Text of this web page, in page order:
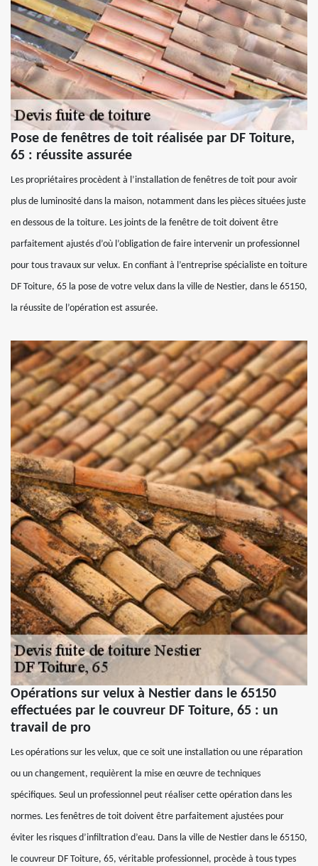
Pose de fenêtres de toit réalisée par DF Toiture,
65 : réussite assurée
Les propriétaires procèdent à l’installation de fenêtres de toit pour avoir
plus de luminosité dans la maison, notamment dans les pièces situées juste
en dessous de la toiture. Les joints de la fenêtre de toit doivent être
parfaitement ajustés d’où l’obligation de faire intervenir un professionnel
pour tous travaux sur velux. En confiant à l’entreprise spécialiste en toiture
DF Toiture, 65 la pose de votre velux dans la ville de Nestier, dans le 65150,
la réussite de l’opération est assurée.
Opérations sur velux à Nestier dans le 65150
effectuées par le couvreur DF Toiture, 65 : un
travail de pro
Les opérations sur les velux, que ce soit une installation ou une réparation
ou un changement, requièrent la mise en œuvre de techniques
spécifiques. Seul un professionnel peut réaliser cette opération dans les
normes. Les fenêtres de toit doivent être parfaitement ajustées pour
éviter les risques d’infiltration d’eau. Dans la ville de Nestier dans le 65150,
le couvreur DF Toiture, 65, véritable professionnel, procède à tous types